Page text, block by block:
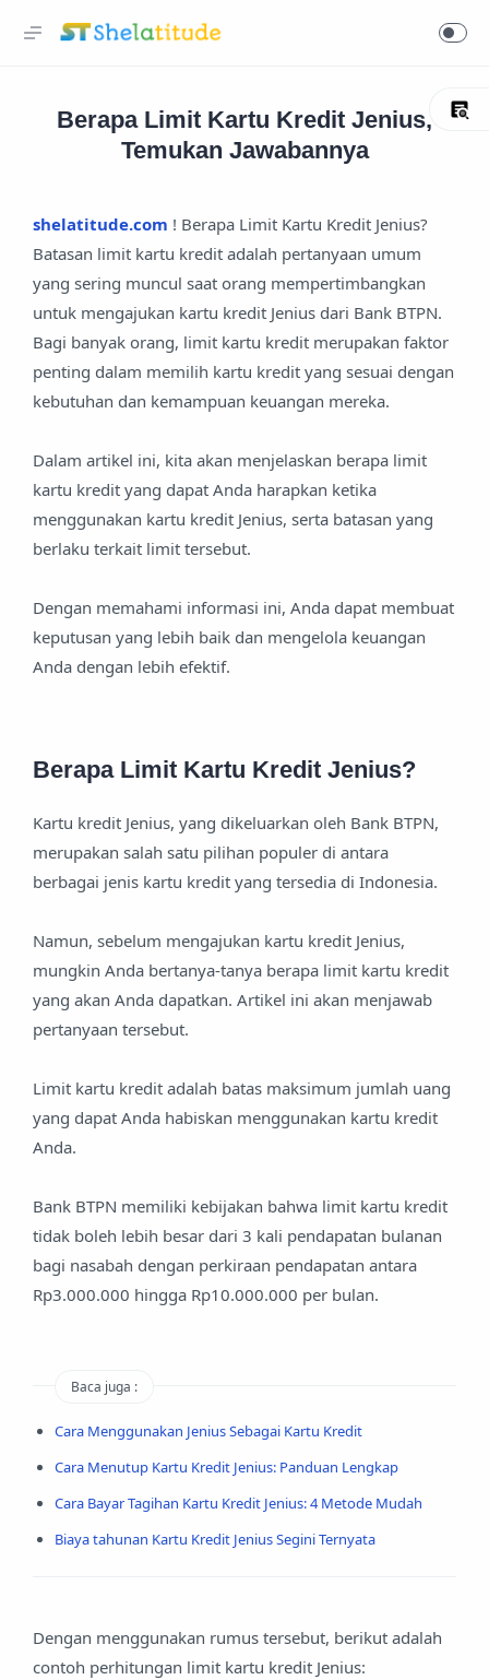
Berapa Limit Kartu Kredit Jenius,
Temukan Jawabannya
shelatitude.com ! Berapa Limit Kartu Kredit Jenius?
Batasan limit kartu kredit adalah pertanyaan umum
yang sering muncul saat orang mempertimbangkan
untuk mengajukan kartu kredit Jenius dari Bank BTPN.
Bagi banyak orang, limit kartu kredit merupakan faktor
penting dalam memilih kartu kredit yang sesuai dengan
kebutuhan dan kemampuan keuangan mereka.
Dalam artikel ini, kita akan menjelaskan berapa limit
kartu kredit yang dapat Anda harapkan ketika
menggunakan kartu kredit Jenius, serta batasan yang
berlaku terkait limit tersebut.
Dengan memahami informasi ini, Anda dapat membuat
keputusan yang lebih baik dan mengelola keuangan
Anda dengan lebih efektif.
Berapa Limit Kartu Kredit Jenius?
Kartu kredit Jenius, yang dikeluarkan oleh Bank BTPN,
merupakan salah satu pilihan populer di antara
berbagai jenis kartu kredit yang tersedia di Indonesia.
Namun, sebelum mengajukan kartu kredit Jenius,
mungkin Anda bertanya-tanya berapa limit kartu kredit
yang akan Anda dapatkan. Artikel ini akan menjawab
pertanyaan tersebut.
Limit kartu kredit adalah batas maksimum jumlah uang
yang dapat Anda habiskan menggunakan kartu kredit
Anda.
Bank BTPN memiliki kebijakan bahwa limit kartu kredit
tidak boleh lebih besar dari 3 kali pendapatan bulanan
bagi nasabah dengan perkiraan pendapatan antara
Rp3.000.000 hingga Rp10.000.000 per bulan.
Baca juga :
Cara Menggunakan Jenius Sebagai Kartu Kredit
Cara Menutup Kartu Kredit Jenius: Panduan Lengkap
Cara Bayar Tagihan Kartu Kredit Jenius: 4 Metode Mudah
Biaya tahunan Kartu Kredit Jenius Segini Ternyata
Dengan menggunakan rumus tersebut, berikut adalah
contoh perhitungan limit kartu kredit Jenius: